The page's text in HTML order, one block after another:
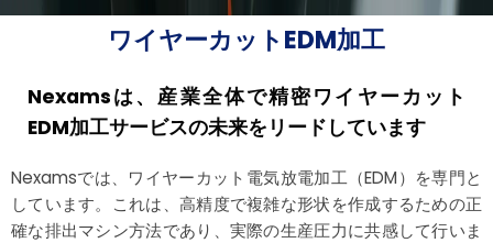
ワイヤーカットEDM加工
Nexamsは、産業全体で精密ワイヤーカット
EDM加工サービスの未来をリードしています
Nexamsでは、ワイヤーカット電気放電加工（EDM）を専門と
しています。これは、高精度で複雑な形状を作成するための正
確な排出マシン方法であり、実際の生産圧力に共感して行いま